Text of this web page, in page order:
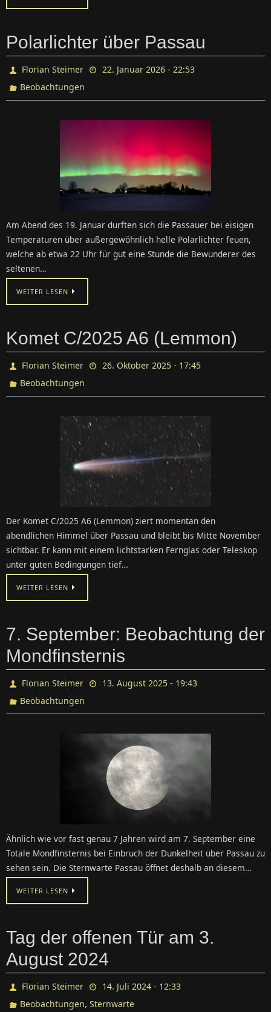
Polarlichter über Passau
Florian Steimer
22. Januar 2026 - 22:53
Beobachtungen
Am Abend des 19. Januar durften sich die Passauer bei eisigen
Temperaturen über außergewöhnlich helle Polarlichter feuen,
welche ab etwa 22 Uhr für gut eine Stunde die Bewunderer des
seltenen…
WEITER LESEN
Komet C/2025 A6 (Lemmon)
Florian Steimer
26. Oktober 2025 - 17:45
Beobachtungen
Der Komet C/2025 A6 (Lemmon) ziert momentan den
abendlichen Himmel über Passau und bleibt bis Mitte November
sichtbar. Er kann mit einem lichtstarken Fernglas oder Teleskop
unter guten Bedingungen tief…
WEITER LESEN
7. September: Beobachtung der
Mondfinsternis
Florian Steimer
13. August 2025 - 19:43
Beobachtungen
Ähnlich wie vor fast genau 7 Jahren wird am 7. September eine
Totale Mondfinsternis bei Einbruch der Dunkelheit über Passau zu
sehen sein. Die Sternwarte Passau öffnet deshalb an diesem…
WEITER LESEN
Tag der offenen Tür am 3.
August 2024
Florian Steimer
14. Juli 2024 - 12:33
Beobachtungen,Sternwarte